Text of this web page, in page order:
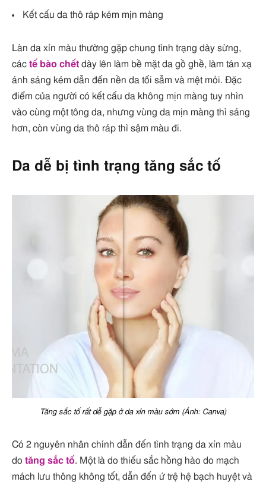
Kết cấu da thô ráp kém mịn màng
Làn da xỉn màu thường gặp chung tình trạng dày sừng,
các tế bào chết dày lên làm bề mặt da gồ ghề, làm tán xạ
ánh sáng kém dẫn đến nền da tối sẫm và mệt mỏi. Đặc
điểm của người có kết cấu da không mịn màng tuy nhìn
vào cùng một tông da, nhưng vùng da mịn màng thì sáng
hơn, còn vùng da thô ráp thì sậm màu đi.
Da dễ bị tình trạng tăng sắc tố
Tăng sắc tố rất dễ gặp ở da xỉn màu sớm (Ảnh: Canva)
Có 2 nguyên nhân chính dẫn đến tình trạng da xỉn màu
do tăng sắc tố. Một là do thiếu sắc hồng hào do mạch
mách lưu thông không tốt, dẫn đến ứ trệ hệ bạch huyệt và